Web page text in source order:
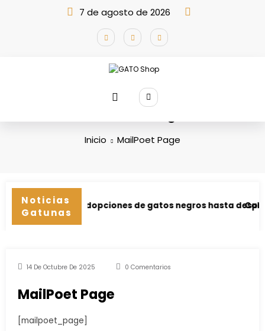
7 de agosto de 2026
Inicio MailPoet Page
Noticias
Gatunas
suspende adopciones de gatos negros hasta después de
California
14 De Octubre De 2025 0 Comentarios
MailPoet Page
[mailpoet_page]